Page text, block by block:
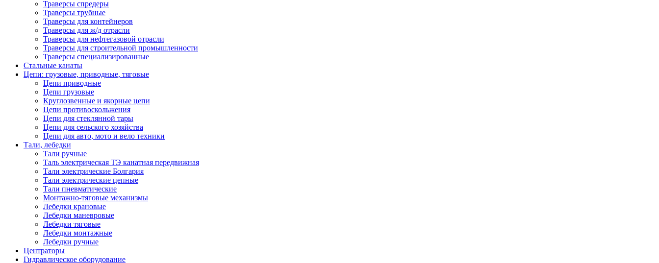
Траверсы спредеры
Траверсы трубные
Траверсы для контейнеров
Траверсы для ж/д отрасли
Траверсы для нефтегазовой отрасли
Траверсы для строительной промышленности
Траверсы специализированные
Стальные канаты
Цепи: грузовые, приводные, тяговые
Цепи приводные
Цепи грузовые
Круглозвенные и якорные цепи
Цепи противоскольжения
Цепи для стеклянной тары
Цепи для сельского хозяйства
Цепи для авто, мото и вело техники
Тали, лебедки
Тали ручные
Таль электрическая ТЭ канатная передвижная
Тали электрические Болгария
Тали электрические цепные
Тали пневматические
Монтажно-тяговые механизмы
Лебедки крановые
Лебедки маневровые
Лебедки тяговые
Лебедки монтажные
Лебедки ручные
Центраторы
Гидравлическое оборудование